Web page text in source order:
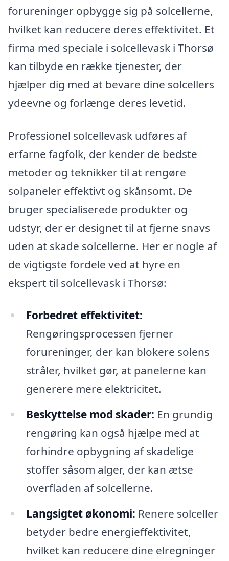
forureninger opbygge sig på solcellerne,
hvilket kan reducere deres effektivitet. Et
firma med speciale i solcellevask i Thorsø
kan tilbyde en række tjenester, der
hjælper dig med at bevare dine solcellers
ydeevne og forlænge deres levetid.
Professionel solcellevask udføres af
erfarne fagfolk, der kender de bedste
metoder og teknikker til at rengøre
solpaneler effektivt og skånsomt. De
bruger specialiserede produkter og
udstyr, der er designet til at fjerne snavs
uden at skade solcellerne. Her er nogle af
de vigtigste fordele ved at hyre en
ekspert til solcellevask i Thorsø:
Forbedret effektivitet:
Rengøringsprocessen fjerner
forureninger, der kan blokere solens
stråler, hvilket gør, at panelerne kan
generere mere elektricitet.
Beskyttelse mod skader: En grundig
rengøring kan også hjælpe med at
forhindre opbygning af skadelige
stoffer såsom alger, der kan ætse
overfladen af solcellerne.
Langsigtet økonomi: Renere solceller
betyder bedre energieffektivitet,
hvilket kan reducere dine elregninger